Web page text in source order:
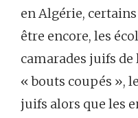
en Algérie,
être encore, les
camarades juifs
« bouts coupés »,
juifs alors que les